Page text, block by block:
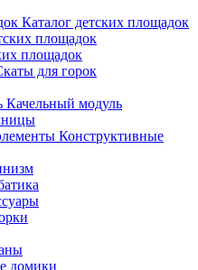
Каталог детских площадок
площадок
для горок
Качельный модуль
Конструктивные
домики